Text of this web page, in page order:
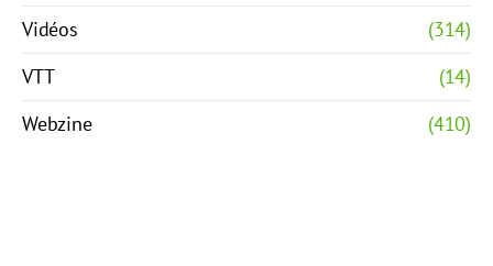
Vidéos
(314)
VTT
(14)
Webzine
(410)